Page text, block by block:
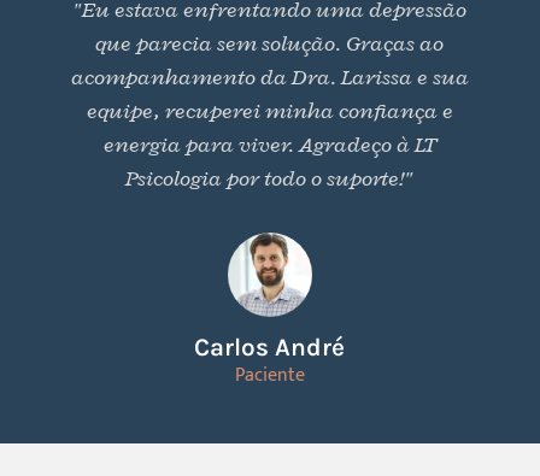
Carlos André
Paciente
"Eu estava enfrentando uma depressão
que parecia sem solução. Graças ao
acompanhamento da Dra. Larissa e sua
equipe, recuperei minha confiança e
energia para viver. Agradeço à LT
Psicologia por todo o suporte!"